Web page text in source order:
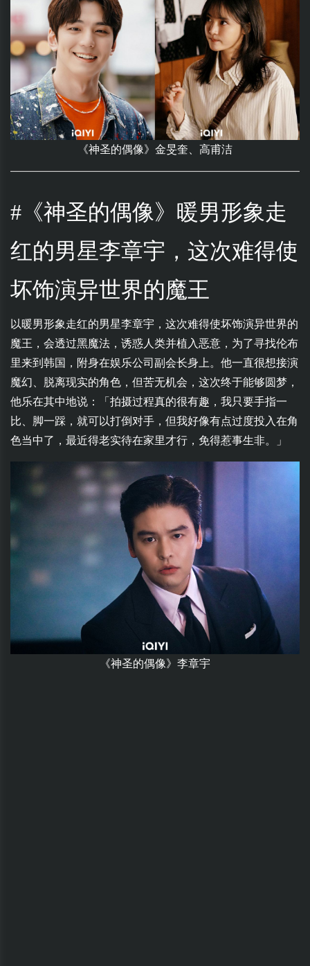
《神圣的偶像》金旻奎、高甫洁
#《神圣的偶像》暖男形象走
红的男星李章宇，这次难得使
坏饰演异世界的魔王
以暖男形象走红的男星李章宇 ，这次难得使坏饰演异世界的
魔王，会透过黑魔法，诱惑人类并植入恶意，为了寻找伦布
里来到韩国，附身在娱乐公司副会长身上。他一直很想接演
魔幻、脱离现实的角色，但苦无机会，这次终于能够圆梦，
他乐在其中地说：「拍摄过程真的很有趣，我只要手指一
比、脚一踩，就可以打倒对手，但我好像有点过度投入在角
色当中了，最近得老实待在家里才行，免得惹事生非。」
《神圣的偶像》李章宇